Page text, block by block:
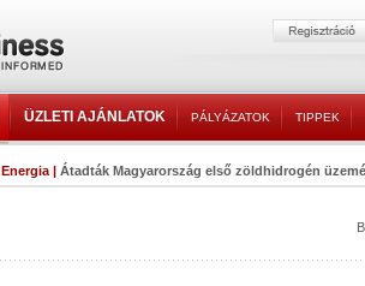
ÜZLETI AJÁNLATOK PÁLYÁZATOK TIPPEK
Energia | Átadták Magyarország első zöldhidrogén